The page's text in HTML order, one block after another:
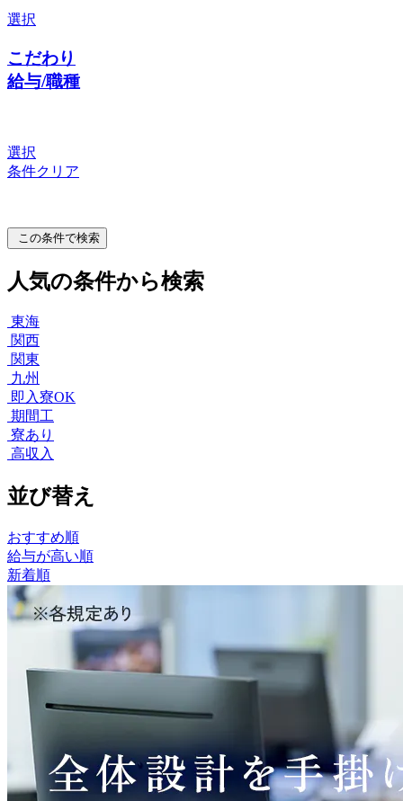
選択
こだわり
給与/職種
選択
条件クリア
この条件で検索
人気の条件から検索
東海
関西
関東
九州
即入寮OK
期間工
寮あり
高収入
並び替え
おすすめ順
給与が高い順
新着順